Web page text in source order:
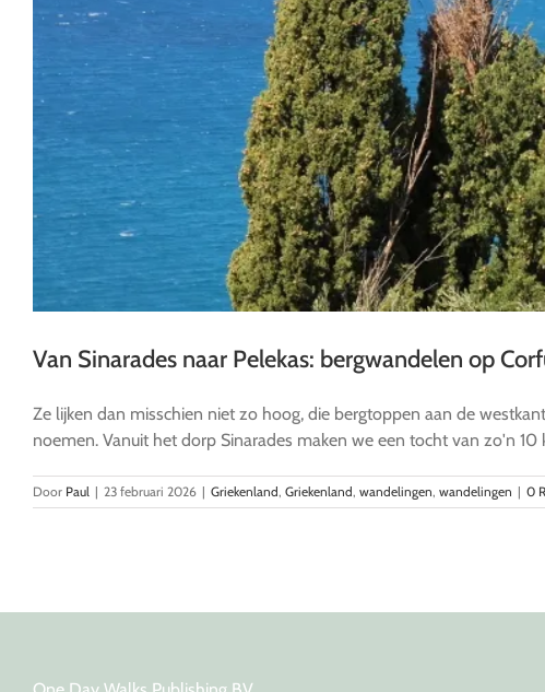
Van Sinarades naar Pelekas: bergwandelen op
Ze lijken dan misschien niet zo hoog, die bergtoppen aan de
noemen. Vanuit het dorp Sinarades maken we een tocht van zo'n
Door Paul | 23 februari 2026 | Griekenland, Griekenland, wandelingen, wandelingen | 0